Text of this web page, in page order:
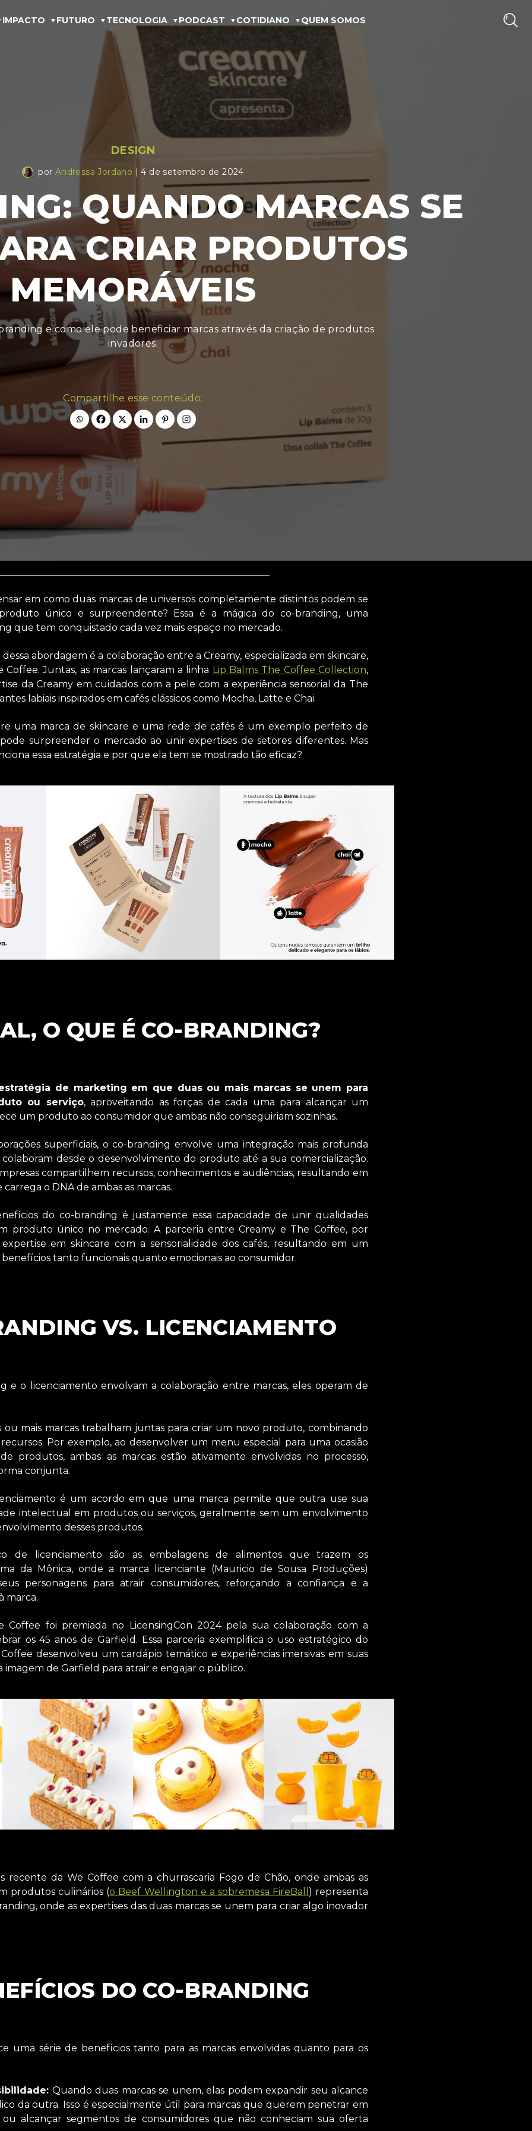
IMPACTO FUTURO TECNOLOGIA PODCAST COTIDIANO QUEM SOMOS
DESIGN
por Andressa Jordano | 4 de setembro de 2024
QUANDO MARCAS SE
CRIAR PRODUTOS
MEMORÁVEIS
e como ele pode beneficiar marcas através da criação de produtos
invadores.
Compartilhe esse conteúdo:
em como duas marcas de universos completamente distintos podem se
único e surpreendente? Essa é a mágica do co-branding, uma
que tem conquistado cada vez mais espaço no mercado.
abordagem é a colaboração entre a Creamy, especializada em skincare,
Juntas, as marcas lançaram a linha Lip Balms The Coffee Collection,
da Creamy em cuidados com a pele com a experiência sensorial da The
labiais inspirados em cafés clássicos como Mocha, Latte e Chai.
uma marca de skincare e uma rede de cafés é um exemplo perfeito de
surpreender o mercado ao unir expertises de setores diferentes. Mas
essa estratégia e por que ela tem se mostrado tão eficaz?
O QUE É CO-BRANDING?
de marketing em que duas ou mais marcas se unem para
ou serviço, aproveitando as forças de cada uma para alcançar um
um produto ao consumidor que ambas não conseguiriam sozinhas.
superficiais, o co-branding envolve uma integração mais profunda
desde o desenvolvimento do produto até a sua comercialização.
compartilhem recursos, conhecimentos e audiências, resultando em
o DNA de ambas as marcas.
do co-branding é justamente essa capacidade de unir qualidades
produto único no mercado. A parceria entre Creamy e The Coffee, por
em skincare com a sensorialidade dos cafés, resultando em um
tanto funcionais quanto emocionais ao consumidor.
VS. LICENCIAMENTO
e o licenciamento envolvam a colaboração entre marcas, eles operam de
ou mais marcas trabalham juntas para criar um novo produto, combinando
Por exemplo, ao desenvolver um menu especial para uma ocasião
produtos, ambas as marcas estão ativamente envolvidas no processo,
conjunta.
é um acordo em que uma marca permite que outra use sua
intelectual em produtos ou serviços, geralmente sem um envolvimento
desses produtos.
de licenciamento são as embalagens de alimentos que trazem os
da Mônica, onde a marca licenciante (Mauricio de Sousa Produções)
personagens para atrair consumidores, reforçando a confiança e a
marca.
Coffee foi premiada no LicensingCon 2024 pela sua colaboração com a
os 45 anos de Garfield. Essa parceria exemplifica o uso estratégico do
desenvolveu um cardápio temático e experiências imersivas em suas
imagem de Garfield para atrair e engajar o público.
recente da We Coffee com a churrascaria Fogo de Chão, onde ambas as
produtos culinários (o Beef Wellington e a sobremesa FireBall ) representa
onde as expertises das duas marcas se unem para criar algo inovador
DO CO-BRANDING
uma série de benefícios tanto para as marcas envolvidas quanto para os
Quando duas marcas se unem, elas podem expandir seu alcance
da outra. Isso é especialmente útil para marcas que querem penetrar em
ou alcançar segmentos de consumidores que não conheciam sua oferta